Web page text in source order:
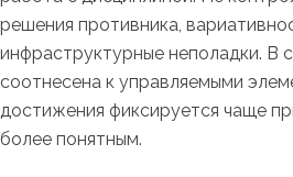
решения противника,
инфраструктурные неполадки. В
соотнесена к управляемыми
достижения фиксируется чаще
более понятным.